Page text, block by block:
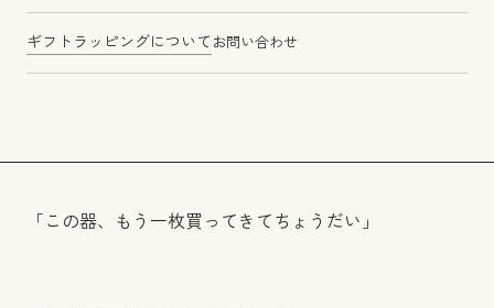
ギフトラッピングについて お問い合わせ
「この器、もう一枚買ってきてちょうだい」